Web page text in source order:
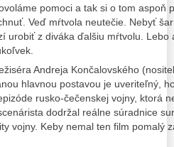
pomoci a tak si o tom aspoň
Veď mŕtvola neutečie. Nebyť
urobiť z diváka ďalšiu mŕtvolu. Lebo
Andreja Končalovského
hlavnou postavou je uveriteľný,
rusko-čečenskej vojny, ktorá
dodržal reálne súradnice
vojny. Keby nemal ten film pomalý